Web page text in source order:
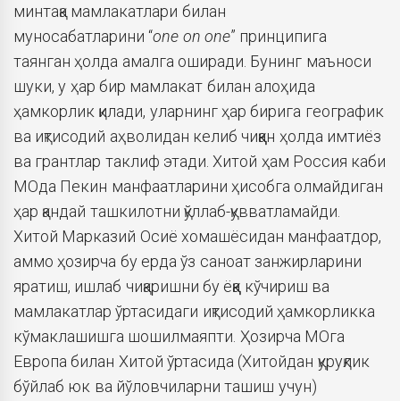
минтақа мамлакатлари билан
муносабатларини “one on one” принципига
таянган ҳолда амалга оширади. Бунинг маъноси
шуки, у ҳар бир мамлакат билан алоҳида
ҳамкорлик қилади, уларнинг ҳар бирига географик
ва иқтисодий аҳволидан келиб чиққан ҳолда имтиёз
ва грантлар таклиф этади. Хитой ҳам Россия каби
МОда Пекин манфаатларини ҳисобга олмайдиган
ҳар қандай ташкилотни қўллаб-қувватламайди.
Хитой Марказий Осиё хомашёсидан манфаатдор,
аммо ҳозирча бу ерда ўз саноат занжирларини
яратиш, ишлаб чиқаришни бу ёққа кўчириш ва
мамлакатлар ўртасидаги иқтисодий ҳамкорликка
кўмаклашишга шошилмаяпти. Ҳозирча МОга
Европа билан Хитой ўртасида (Хитойдан қуруқлик
бўйлаб юк ва йўловчиларни ташиш учун)